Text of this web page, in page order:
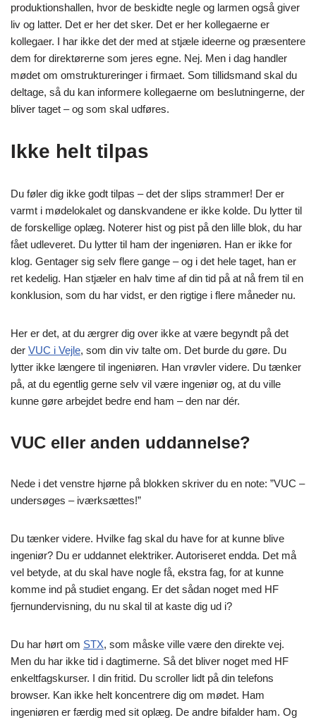
produktionshallen, hvor de beskidte negle og larmen også giver
liv og latter. Det er her det sker. Det er her kollegaerne er
kollegaer. I har ikke det der med at stjæle ideerne og præsentere
dem for direktørerne som jeres egne. Nej. Men i dag handler
mødet om omstruktureringer i firmaet. Som tillidsmand skal du
deltage, så du kan informere kollegaerne om beslutningerne, der
bliver taget – og som skal udføres.
Ikke helt tilpas
Du føler dig ikke godt tilpas – det der slips strammer! Der er
varmt i mødelokalet og danskvandene er ikke kolde. Du lytter til
de forskellige oplæg. Noterer hist og pist på den lille blok, du har
fået udleveret. Du lytter til ham der ingeniøren. Han er ikke for
klog. Gentager sig selv flere gange – og i det hele taget, han er
ret kedelig. Han stjæler en halv time af din tid på at nå frem til en
konklusion, som du har vidst, er den rigtige i flere måneder nu.
Her er det, at du ærgrer dig over ikke at være begyndt på det
der VUC i Vejle, som din viv talte om. Det burde du gøre. Du
lytter ikke længere til ingeniøren. Han vrøvler videre. Du tænker
på, at du egentlig gerne selv vil være ingeniør og, at du ville
kunne gøre arbejdet bedre end ham – den nar dér.
VUC eller anden uddannelse?
Nede i det venstre hjørne på blokken skriver du en note: ”VUC –
undersøges – iværksættes!”
Du tænker videre. Hvilke fag skal du have for at kunne blive
ingeniør? Du er uddannet elektriker. Autoriseret endda. Det må
vel betyde, at du skal have nogle få, ekstra fag, for at kunne
komme ind på studiet engang. Er det sådan noget med HF
fjernundervisning, du nu skal til at kaste dig ud i?
Du har hørt om STX, som måske ville være den direkte vej.
Men du har ikke tid i dagtimerne. Så det bliver noget med HF
enkeltfagskurser. I din fritid. Du scroller lidt på din telefons
browser. Kan ikke helt koncentrere dig om mødet. Ham
ingeniøren er færdig med sit oplæg. De andre bifalder ham. Og